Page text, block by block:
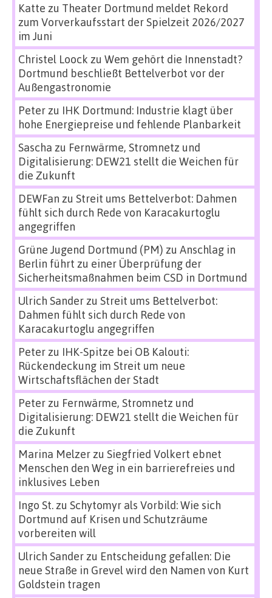
Katte zu Theater Dortmund meldet Rekord
zum Vorverkaufsstart der Spielzeit 2026/2027
im Juni
Christel Loock zu Wem gehört die Innenstadt?
Dortmund beschließt Bettelverbot vor der
Außengastronomie
Peterzu IHK Dortmund: Industrie klagt über
hohe Energiepreise und fehlende Planbarkeit
Sascha zu Fernwärme, Stromnetz und
Digitalisierung: DEW21 stellt die Weichen für
die Zukunft
DEWFan zu Streit ums Bettelverbot: Dahmen
fühlt sich durch Rede von Karacakurtoglu
angegriffen
Grüne Jugend Dortmund (PM) zu Anschlag in
Berlin führt zu einer Überprüfung der
Sicherheitsmaßnahmen beim CSD in Dortmund
Ulrich Sanderzu Streit ums Bettelverbot:
Dahmen fühlt sich durch Rede von
Karacakurtoglu angegriffen
Peterzu IHK-Spitze bei OB Kalouti:
Rückendeckung im Streit um neue
Wirtschaftsflächen der Stadt
Peterzu Fernwärme, Stromnetz und
Digitalisierung: DEW21 stellt die Weichen für
die Zukunft
Marina Melzerzu Siegfried Volkert ebnet
Menschen den Weg in ein barrierefreies und
inklusives Leben
Ingo St.zu Schytomyr als Vorbild: Wie sich
Dortmund auf Krisen und Schutzräume
vorbereiten will
Ulrich Sanderzu Entscheidung gefallen: Die
neue Straße in Grevel wird den Namen von Kurt
Goldstein tragen